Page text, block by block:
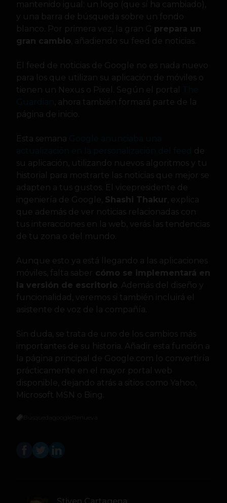
mantenido igual: un logo (que sí ha cambiado),
y una barra de búsqueda sobre un fondo
blanco. Por primera vez, la gran G prepara un
gran cambio , añadiendo su feed de noticias.
El feed de noticias de Google no es nada nuevo
para los que utilizan su aplicación de móviles o
tienen un Nexus o Pixel. Según el portal
, ahora también formará parte de la
página de inicio.
Esta semana
de
su aplicación, utilizando nuevos algoritmos y tu
historial para mostrarte las noticias que mejor se
adapten a tus gustos. El vicepresidente de
ingeniería de Google, Shashi Thakur , explica
que además de ver noticias relacionadas con
tus interacciones en la web, verás las tendencias
de tu zona o del mundo.
Aunque esto ya está llegando a las aplicaciones
móviles, falta saber cómo se implementará en
la versión de escritorio . Además del diseño y
funcionalidad, veremos si también incluirá el
asistente de voz de la compañía.
Sin duda, se trata de uno de los cambios más
importantes de su historia. Añadir esta función a
la página principal de Google.com lo convertiría
prácticamente en el mayor portal web
disponible, dejando atrás a sitios como Yahoo,
Microsoft MSN o Bing.